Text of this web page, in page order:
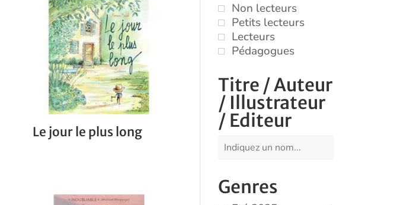
Le jour le plus long
Non lecteurs
Petits lecteurs
Lecteurs
Pédagogues
Titre / Auteur
/ Illustrateur
/ Editeur
Genres